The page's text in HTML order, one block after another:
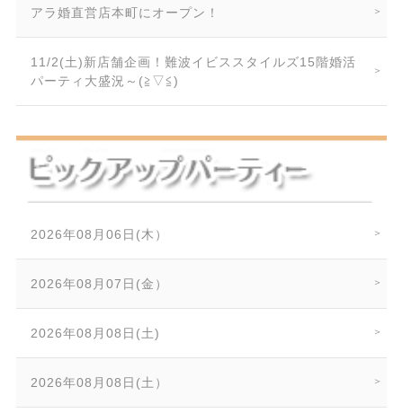
アラ婚直営店本町にオープン！
11/2(土)新店舗企画！難波イビススタイルズ15階婚活
パーティ大盛況～(≧▽≦)
2026年08月06日(木）
2026年08月07日(金）
2026年08月08日(土)
2026年08月08日(土）